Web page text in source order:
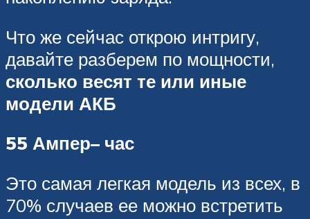
Что же сейчас открою интригу,
давайте разберем по мощности,
сколько весят те или иные
модели АКБ
55 Ампер– час
Это самая легкая модель из всех, в
70% случаев ее можно встретить